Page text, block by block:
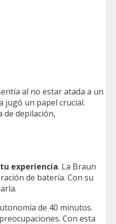
al no estar atada a un
jugó un papel crucial.
de depilación,
experiencia. La Braun
de batería. Con su
de 40 minutos.
Con esta